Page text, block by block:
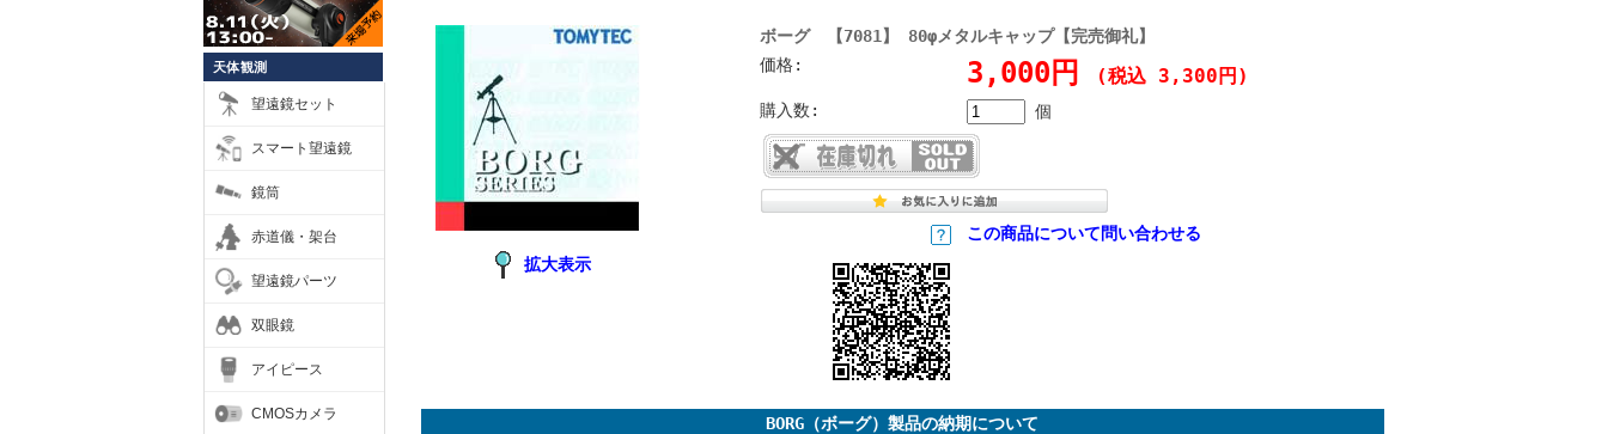
天体観測
望遠鏡セット
スマート望遠鏡
鏡筒
赤道儀・架台
望遠鏡パーツ
双眼鏡
アイピース
CMOSカメラ
拡大表示
ボーグ 【7081】 80φメタルキャップ【完売御礼】
価格:
3,000円 (税込 3,300円)
購入数: 個
この商品について問い合わせる
BORG（ボーグ）製品の納期について